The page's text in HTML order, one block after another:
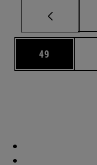
Página
49